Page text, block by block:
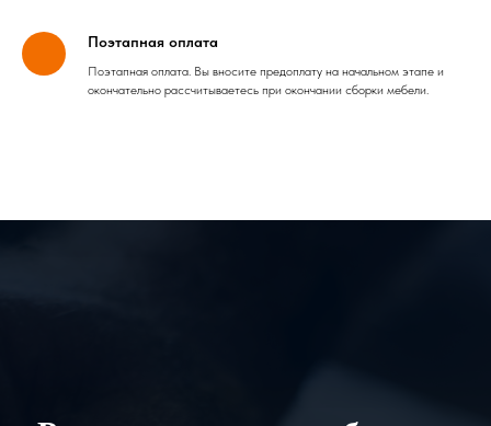
Поэтапная оплата
Поэтапная оплата. Вы вносите предоплату на начальном этапе и
окончательно рассчитываетесь при окончании сборки мебели.